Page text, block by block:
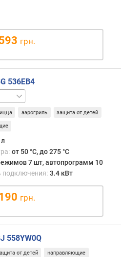
грн.
536EB4
аэрогриль защита от детей
от 50 °C, до 275 °C
7 шт, автопрограмм 10
3.4 кВт
грн.
558YW0Q
от детей направляющие